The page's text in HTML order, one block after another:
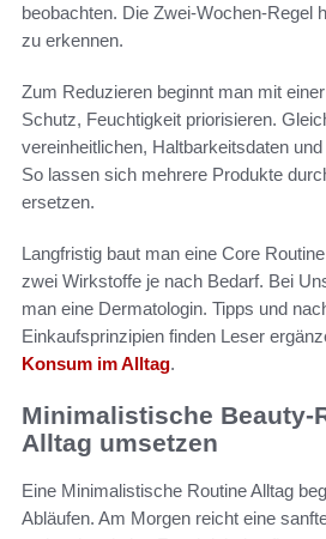
beobachten. Die Zwei-Wochen-Regel
zu erkennen.
Zum Reduzieren beginnt man mit
Schutz, Feuchtigkeit priorisieren.
vereinheitlichen, Haltbarkeitsdaten
So lassen sich mehrere Produkte
ersetzen.
Langfristig baut man eine Core
zwei Wirkstoffe je nach Bedarf. Bei
man eine Dermatologin. Tipps und
Einkaufsprinzipien finden Leser
Konsum im Alltag.
Minimalistische Beauty-
Alltag umsetzen
Eine Minimalistische Routine Alltag
Abläufen. Am Morgen reicht eine